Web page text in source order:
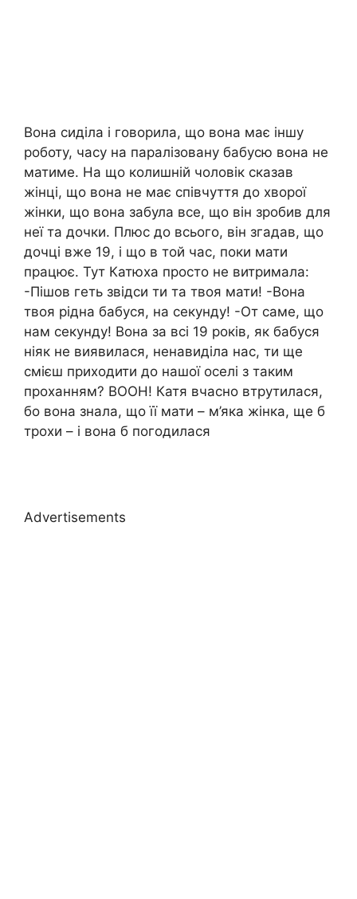
Вона сиділа і говорила, що вона має іншу
роботу, часу на паралізовану бабусю вона не
матиме. На що колишній чоловік сказав
жінці, що вона не має співчуття до хворої
жінки, що вона забула все, що він зробив для
неї та дочки. Плюс до всього, він згадав, що
дочці вже 19, і що в той час, поки мати
працює. Тут Катюха просто не витримала:
-Пішов геть звідси ти та твоя мати! -Вона
твоя рідна бабуся, на секунду! -От саме, що
нам секунду! Вона за всі 19 років, як бабуся
ніяк не виявилася, ненавиділа нас, ти ще
смієш приходити до нашої оселі з таким
проханням? ВООН! Катя вчасно втрутилася,
бо вона знала, що її мати – м’яка жінка, ще б
трохи – і вона б погодилася
Advertisements